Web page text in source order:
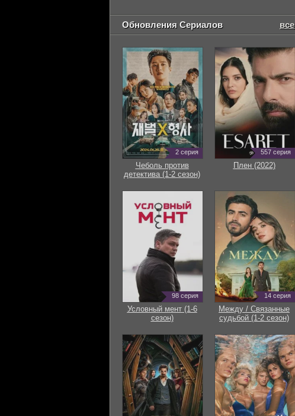
Обновления Сериалов все
2 серия
Чеболь против
детектива (1-2 сезон)
557 серия
Плен (2022)
98 серия
Условный мент (1-6
сезон)
14 серия
Между / Связанные
судьбой (1-2 сезон)